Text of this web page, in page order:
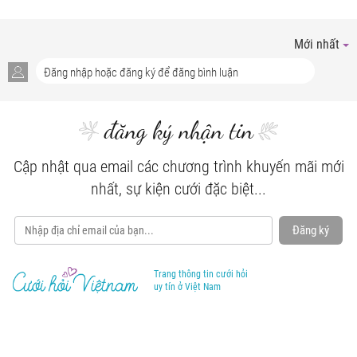
Mới nhất
đăng ký nhận tin
Cập nhật qua email các chương trình khuyến mãi mới
nhất, sự kiện cưới đặc biệt...
Đăng ký
Trang thông tin cưới hỏi
uy tín ở Việt Nam